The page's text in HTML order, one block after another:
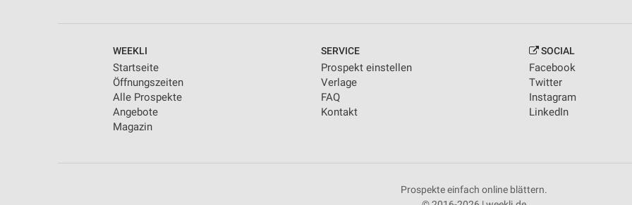
WEEKLI
Startseite
Öffnungszeiten
Alle Prospekte
Angebote
Magazin
SERVICE
Prospekt einstellen
Verlage
FAQ
Kontakt
SOCIAL
Facebook
Twitter
Instagram
LinkedIn
Prospekte einfach online blättern.